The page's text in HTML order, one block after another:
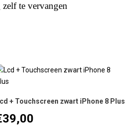
te vervangen
+ Touchscreen zwart iPhone 8 Plus
39,00